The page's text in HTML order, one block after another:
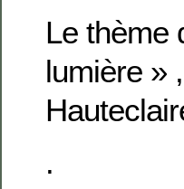
Le thème
lumière » ,
.